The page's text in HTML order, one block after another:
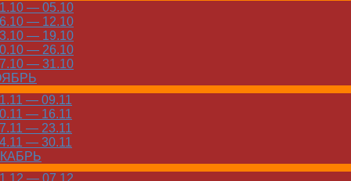
— 05.10
— 12.10
— 19.10
— 26.10
— 31.10
— 09.11
— 16.11
— 23.11
— 30.11
— 07.12